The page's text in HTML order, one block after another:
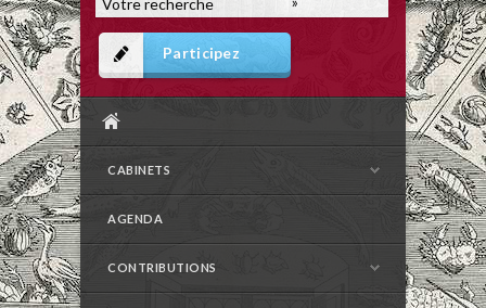
Participez
CABINETS
AGENDA
CONTRIBUTIONS